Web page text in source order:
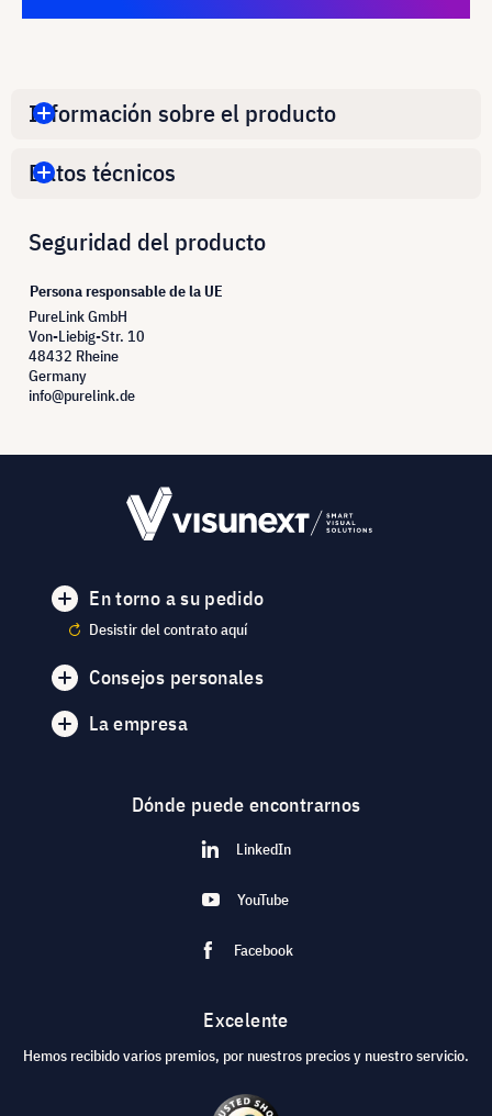
Información sobre el producto
Datos técnicos
Seguridad del producto
Persona responsable de la UE
PureLink GmbH
Von-Liebig-Str. 10
48432 Rheine
Germany
info@purelink.de
En torno a su pedido
Desistir del contrato aquí
Consejos personales
La empresa
Dónde puede encontrarnos
LinkedIn
YouTube
Facebook
Excelente
Hemos recibido varios premios, por nuestros precios y nuestro servicio.